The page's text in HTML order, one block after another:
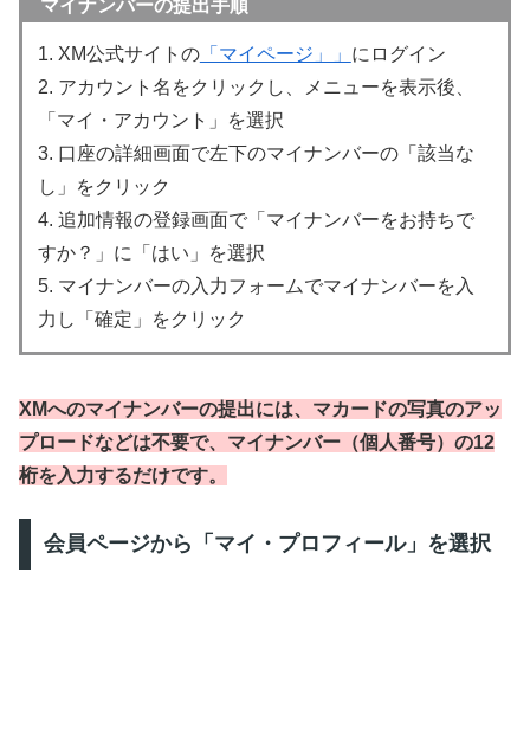
マイナンバーの提出手順
1. XM公式サイトの「マイページ」」 にログイン
2. アカウント名をクリックし、メニューを表示後、
「マイ・アカウント」を選択
3. 口座の詳細画面で左下のマイナンバーの「該当な
し」をクリック
4. 追加情報の登録画面で「マイナンバーをお持ちで
すか？」に「はい」を選択
5. マイナンバーの入力フォームでマイナンバーを入
力し「確定」をクリック
XMへのマイナンバーの提出には、マカードの写真のアッ
プロードなどは不要で、マイナンバー（個人番号）の12
桁を入力するだけです。
会員ページから「マイ・プロフィール」を選択